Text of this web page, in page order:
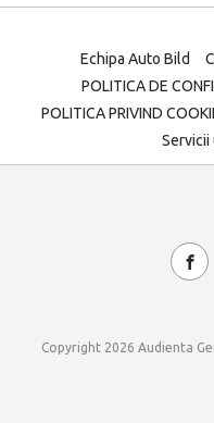
Echipa Auto Bild
POLITICA DE
POLITICA PRIVIND
Servicii
Copyright 2026 Audienta